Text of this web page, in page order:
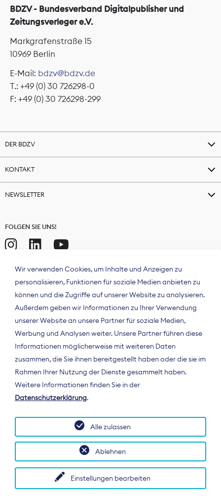
BDZV - Bundesverband Digitalpublisher und
Zeitungsverleger e.V.
Markgrafenstraße 15
10969 Berlin
E-Mail: bdzv@bdzv.de
T.: +49 (0) 30 726298-0
F: +49 (0) 30 726298-299
DER BDZV
KONTAKT
NEWSLETTER
FOLGEN SIE UNS!
Der Bundesverband Digitalpublisher und
Zeitungsverleger (BDZV) vertritt als
Spitzenorganisation die Interessen der
Deutschland und auf EU-Ebene.
© 2026 BDZV. All rights reserved.
Wir verwenden Cookies, um Inhalte und Anzeigen zu
personalisieren, Funktionen für soziale Medien anbieten zu
können und die Zugriffe auf unserer Website zu analysieren.
Außerdem geben wir Informationen zu Ihrer Verwendung
unserer Website an unsere Partner für soziale Medien,
Werbung und Analysen weiter. Unsere Partner führen diese
Informationen möglicherweise mit weiteren Daten
zusammen, die Sie ihnen bereitgestellt haben oder die sie im
Rahmen Ihrer Nutzung der Dienste gesammelt haben.
Weitere Informationen finden Sie in der
Datenschutzerklärung.
Einstellungen bearbeiten
Ablehnen
Alle zulassen